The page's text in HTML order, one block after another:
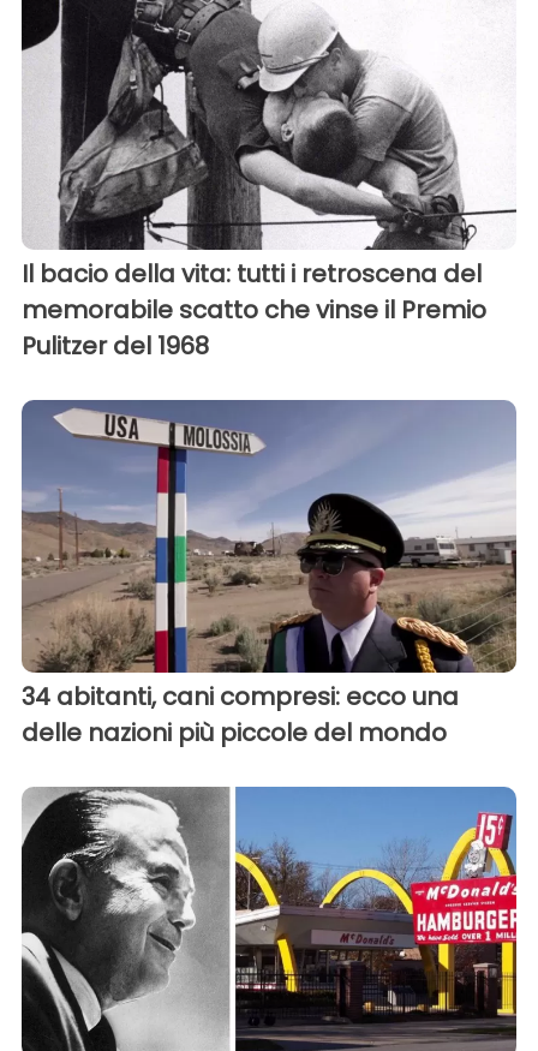
Il bacio della vita: tutti i retroscena del
memorabile scatto che vinse il Premio
Pulitzer del 1968
34 abitanti, cani compresi: ecco una
delle nazioni più piccole del mondo